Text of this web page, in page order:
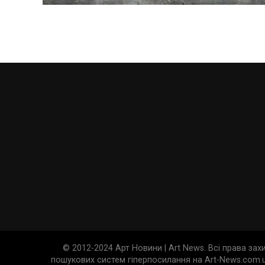
© 2012-2024 Арт Новини | Art News. Всі права
пошукових систем гіперпосилання на Art-